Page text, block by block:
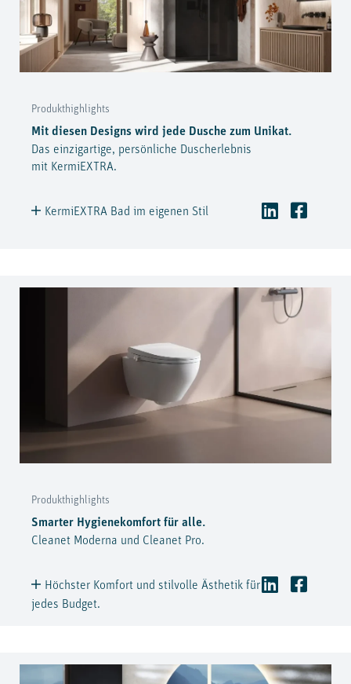
Produkthighlights
Mit diesen Designs wird jede Dusche zum Unikat.
Das einzigartige, persönliche Duscherlebnis
mit KermiEXTRA.
KermiEXTRA Bad im eigenen Stil
Produkthighlights
Smarter Hygienekomfort für alle.
Cleanet Moderna und Cleanet Pro.
Höchster Komfort und stilvolle Ästhetik für
jedes Budget.